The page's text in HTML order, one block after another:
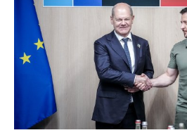
a
: